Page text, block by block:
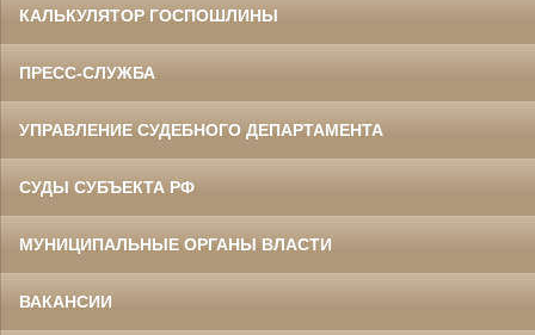
КАЛЬКУЛЯТОР ГОСПОШЛИНЫ
ПРЕСС-СЛУЖБА
УПРАВЛЕНИЕ СУДЕБНОГО ДЕПАРТАМЕНТА
СУДЫ СУБЪЕКТА РФ
МУНИЦИПАЛЬНЫЕ ОРГАНЫ ВЛАСТИ
ВАКАНСИИ